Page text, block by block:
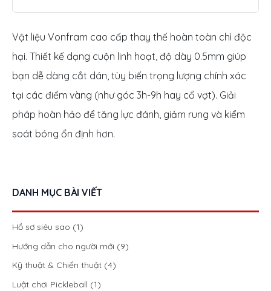
Vật liệu Vonfram cao cấp thay thế hoàn toàn chì độc
hại. Thiết kế dạng cuộn linh hoạt, độ dày 0.5mm giúp
bạn dễ dàng cắt dán, tùy biến trọng lượng chính xác
tại các điểm vàng (như góc 3h-9h hay cổ vợt). Giải
pháp hoàn hảo để tăng lực đánh, giảm rung và kiểm
soát bóng ổn định hơn.
DANH MỤC BÀI VIẾT
Hồ sơ siêu sao (1)
Hướng dẫn cho người mới (9)
Kỹ thuật & Chiến thuật (4)
Luật chơi Pickleball (1)